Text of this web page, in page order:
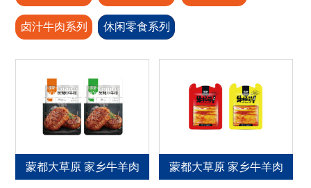
卤汁牛肉系列 休闲零食系列
蒙都大草原 家乡牛羊肉 蒙都大草原 家乡牛羊肉